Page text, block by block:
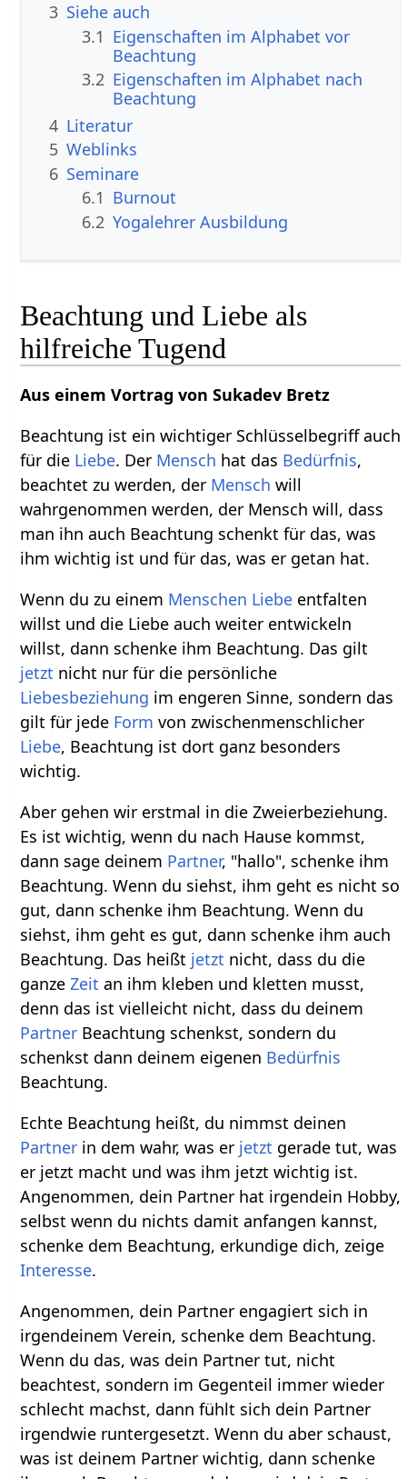
3 Siehe auch
3.1 Eigenschaften im Alphabet vor
Beachtung
3.2 Eigenschaften im Alphabet nach
Beachtung
4 Literatur
5 Weblinks
6 Seminare
6.1 Burnout
6.2 Yogalehrer Ausbildung
Beachtung und Liebe als
hilfreiche Tugend
Aus einem Vortrag von Sukadev Bretz
Beachtung ist ein wichtiger Schlüsselbegriff auch
für die Liebe. Der Mensch hat das Bedürfnis,
beachtet zu werden, der Mensch will
wahrgenommen werden, der Mensch will, dass
man ihn auch Beachtung schenkt für das, was
ihm wichtig ist und für das, was er getan hat.
Wenn du zu einem Menschen Liebe entfalten
willst und die Liebe auch weiter entwickeln
willst, dann schenke ihm Beachtung. Das gilt
jetzt nicht nur für die persönliche
Liebesbeziehung im engeren Sinne, sondern das
gilt für jede Form von zwischenmenschlicher
Liebe, Beachtung ist dort ganz besonders
wichtig.
Aber gehen wir erstmal in die Zweierbeziehung.
Es ist wichtig, wenn du nach Hause kommst,
dann sage deinem Partner, "hallo", schenke ihm
Beachtung. Wenn du siehst, ihm geht es nicht so
gut, dann schenke ihm Beachtung. Wenn du
siehst, ihm geht es gut, dann schenke ihm auch
Beachtung. Das heißt jetzt nicht, dass du die
ganzeZeit an ihm kleben und kletten musst,
denn das ist vielleicht nicht, dass du deinem
Partner Beachtung schenkst, sondern du
schenkst dann deinem eigenen Bedürfnis
Beachtung.
Echte Beachtung heißt, du nimmst deinen
Partner in dem wahr, was er jetzt gerade tut, was
er jetzt macht und was ihm jetzt wichtig ist.
Angenommen, dein Partner hat irgendein Hobby,
selbst wenn du nichts damit anfangen kannst,
schenke dem Beachtung, erkundige dich, zeige
Interesse.
Angenommen, dein Partner engagiert sich in
irgendeinem Verein, schenke dem Beachtung.
Wenn du das, was dein Partner tut, nicht
beachtest, sondern im Gegenteil immer wieder
schlecht machst, dann fühlt sich dein Partner
irgendwie runtergesetzt. Wenn du aber schaust,
was ist deinem Partner wichtig, dann schenke